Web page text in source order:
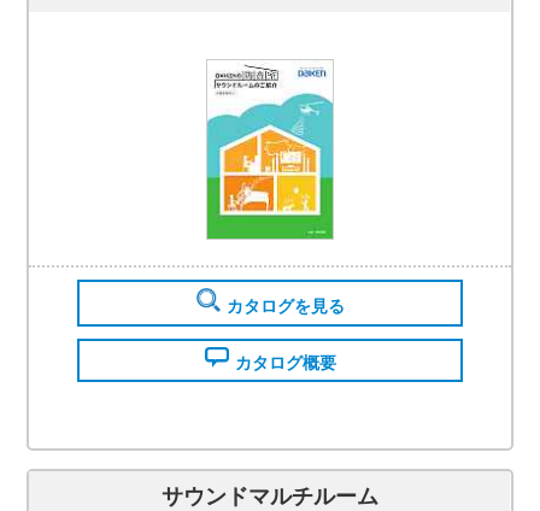
カタログを見る
カタログ概要
サウンドマルチルーム